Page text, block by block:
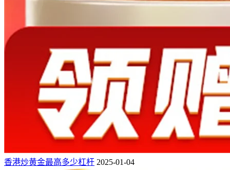
香港炒黄金最高多少杠杆 2025-01-04